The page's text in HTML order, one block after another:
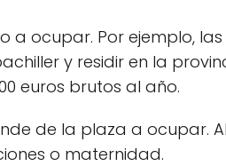
a ocupar. Por ejemplo,
y residir en la
euros brutos al año.
de la plaza a ocupar.
o maternidad.